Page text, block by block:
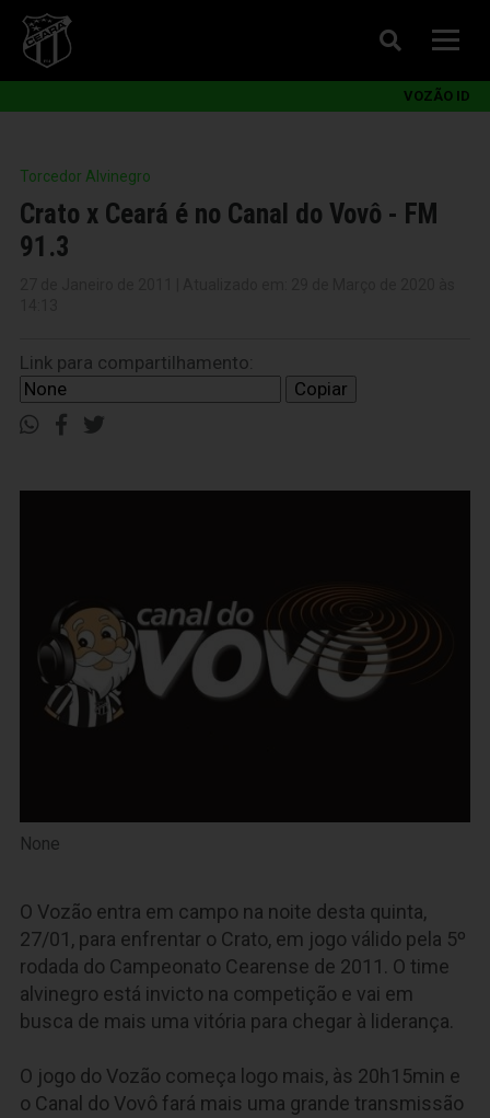
VOZÃO ID
Torcedor Alvinegro
Crato x Ceará é no Canal do Vovô - FM
91.3
Link para compartilhamento:
Copiar
None
O Vozão entra em campo na noite desta quinta,
27/01, para enfrentar o Crato, em jogo válido pela 5º
rodada do Campeonato Cearense de 2011. O time
alvinegro está invicto na competição e vai em
busca de mais uma vitória para chegar à liderança.
O jogo do Vozão começa logo mais, às 20h15min e
o Canal do Vovô fará mais uma grande transmissão